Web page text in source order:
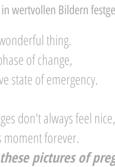
wertvollen Bildern
thing.
of change,
state of emergency.
don't always feel nice,
forever.
these pictures of